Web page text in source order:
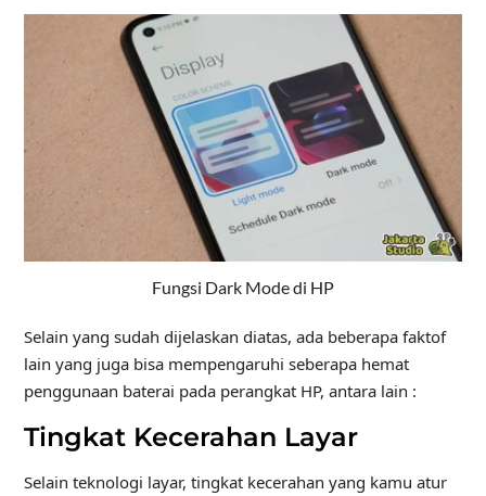
Fungsi Dark Mode di HP
Selain yang sudah dijelaskan diatas, ada beberapa faktof
lain yang juga bisa mempengaruhi seberapa hemat
penggunaan baterai pada perangkat HP, antara lain :
Tingkat Kecerahan Layar
Selain teknologi layar, tingkat kecerahan yang kamu atur